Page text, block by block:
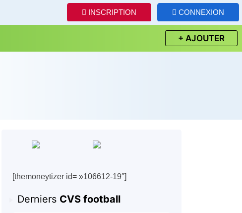
INSCRIPTION CONNEXION
+ AJOUTER
[themoneytizer id= »106612-19″]
Derniers CVS football